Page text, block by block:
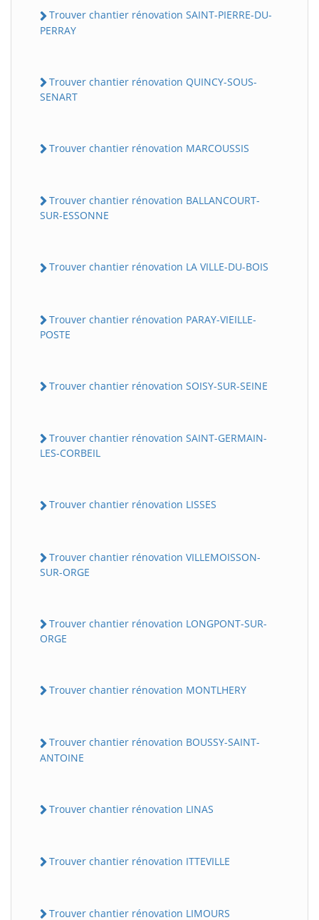
Trouver chantier rénovation SAINT-PIERRE-DU-
PERRAY
Trouver chantier rénovation QUINCY-SOUS-
SENART
Trouver chantier rénovation MARCOUSSIS
Trouver chantier rénovation BALLANCOURT-
SUR-ESSONNE
Trouver chantier rénovation LA VILLE-DU-BOIS
Trouver chantier rénovation PARAY-VIEILLE-
POSTE
Trouver chantier rénovation SOISY-SUR-SEINE
Trouver chantier rénovation SAINT-GERMAIN-
LES-CORBEIL
Trouver chantier rénovation LISSES
Trouver chantier rénovation VILLEMOISSON-
SUR-ORGE
Trouver chantier rénovation LONGPONT-SUR-
ORGE
Trouver chantier rénovation MONTLHERY
Trouver chantier rénovation BOUSSY-SAINT-
ANTOINE
Trouver chantier rénovation LINAS
Trouver chantier rénovation ITTEVILLE
Trouver chantier rénovation LIMOURS